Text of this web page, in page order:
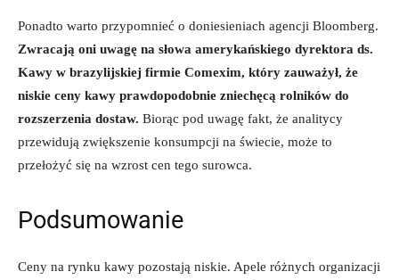
Ponadto warto przypomnieć o doniesieniach agencji Bloomberg.
Zwracają oni uwagę na słowa amerykańskiego dyrektora ds.
Kawy w brazylijskiej firmie Comexim, który zauważył, że
niskie ceny kawy prawdopodobnie zniechęcą rolników do
rozszerzenia dostaw. Biorąc pod uwagę fakt, że analitycy
przewidują zwiększenie konsumpcji na świecie, może to
przełożyć się na wzrost cen tego surowca.
Podsumowanie
Ceny na rynku kawy pozostają niskie. Apele różnych organizacji